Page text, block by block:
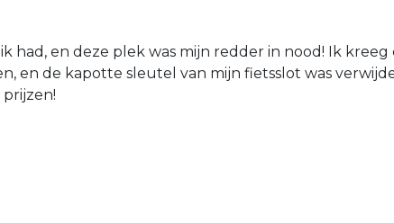
had, en deze plek was mijn redder in nood! Ik
en de kapotte sleutel van mijn fietsslot was